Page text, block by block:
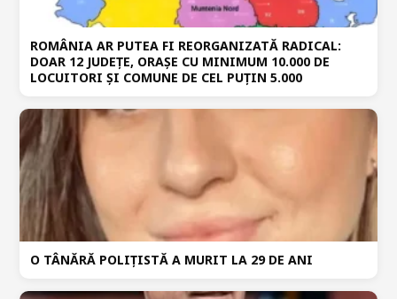
ROMÂNIA AR PUTEA FI REORGANIZATĂ RADICAL:
DOAR 12 JUDEȚE, ORAȘE CU MINIMUM 10.000 DE
LOCUITORI ȘI COMUNE DE CEL PUȚIN 5.000
O TÂNĂRĂ POLIȚISTĂ A MURIT LA 29 DE ANI